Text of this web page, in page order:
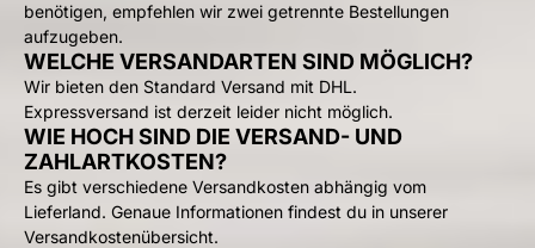
benötigen, empfehlen wir zwei getrennte Bestellungen
aufzugeben.
WELCHE VERSANDARTEN SIND MÖGLICH?
Wir bieten den Standard Versand mit DHL.
Expressversand ist derzeit leider nicht möglich.
WIE HOCH SIND DIE VERSAND- UND
ZAHLARTKOSTEN?
Es gibt verschiedene Versandkosten abhängig vom
Lieferland. Genaue Informationen findest du in unserer
Versandkostenübersicht.